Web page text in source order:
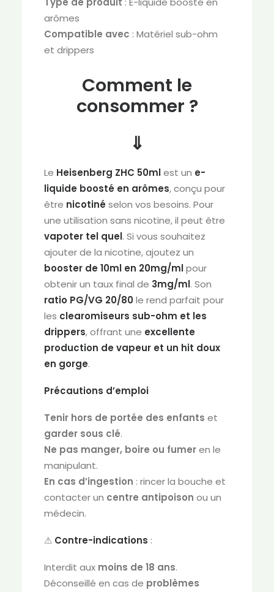
arômes
Compatible avec : Matériel sub-ohm
et drippers
Comment le
consommer ?
⇓
Le Heisenberg ZHC 50mlest un e-
liquide boosté en arômes, conçu pour
être nicotiné selon vos besoins. Pour
une utilisation sans nicotine, il peut être
vapoter tel quel. Si vous souhaitez
ajouter de la nicotine, ajoutez un
booster de 10ml en 20mg/mlpour
obtenir un taux final de 3mg/ml. Son
ratio PG/VG 20/80le rend parfait pour
les clearomiseurs sub-ohm et les
drippers, offrant une excellente
production de vapeur et un hit doux
en gorge.
Précautions d’emploi
Tenir hors de portée des enfants et
garder sous clé.
Ne pas manger, boire ou fumeren le
manipulant.
En cas d’ingestion : rincer la bouche et
contacter un centre antipoison ou un
médecin.
⚠ Contre-indications :
Interdit aux moins de 18 ans.
Déconseillé en cas de problèmes